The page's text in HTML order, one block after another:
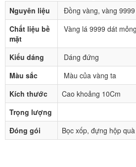
Nguyên liệu
Đồng vàng, vàng 9999
Chất liệu bề
mặt
Vàng lá 9999 dát mỏng
Kiểu dáng
Dáng đứng
Màu sắc
Màu của vàng ta
Kích thước
Cao khoảng 10Cm
Trọng lượng
Đóng gói
Bọc xốp, đựng hộp